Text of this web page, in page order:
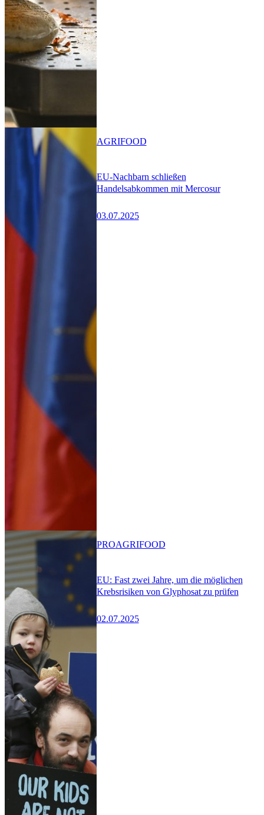
EU-Nachbarn schließen
Handelsabkommen mit Mercosur
03.07.2025
AGRIFOOD
EU: Fast zwei Jahre, um die möglichen
Krebsrisiken von Glyphosat zu prüfen
02.07.2025
PROAGRIFOOD